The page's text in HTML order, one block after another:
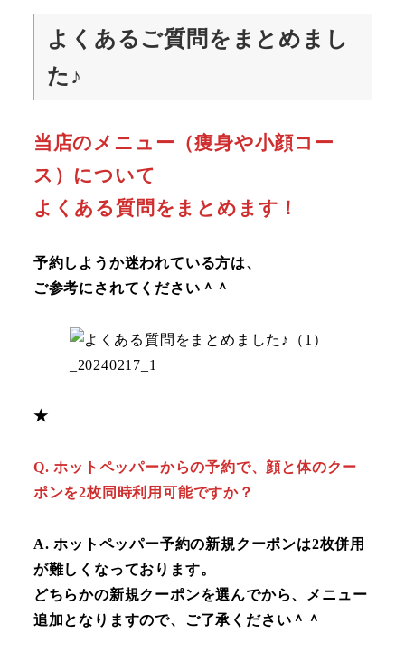
よくあるご質問をまとめまし
た♪
当店のメニュー（痩身や小顔コー
ス）について
よくある質問をまとめます！
予約しようか迷われている方は、
ご参考にされてください＾＾
★
Q. ホットペッパーからの予約で、顔と体のクー
ポンを2枚同時利用可能ですか？
A.ホットペッパー予約の新規クーポンは2枚併用
が難しくなっております。
どちらかの新規クーポンを選んでから、メニュー
追加となりますので、ご了承ください＾＾